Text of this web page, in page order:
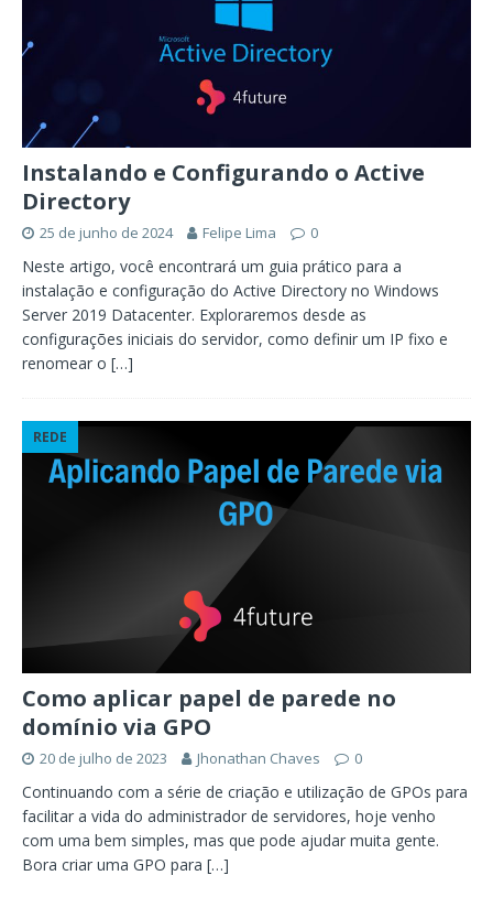
Instalando e Configurando o Active
Directory
25 de junho de 2024 Felipe Lima 0
Neste artigo, você encontrará um guia prático para a
instalação e configuração do Active Directory no Windows
Server 2019 Datacenter. Exploraremos desde as
configurações iniciais do servidor, como definir um IP fixo e
renomear o […]
REDE
Como aplicar papel de parede no
domínio via GPO
20 de julho de 2023 Jhonathan Chaves 0
Continuando com a série de criação e utilização de GPOs para
facilitar a vida do administrador de servidores, hoje venho
com uma bem simples, mas que pode ajudar muita gente.
Bora criar uma GPO para […]